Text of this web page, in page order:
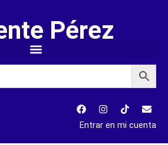
Pérez
Entrar en mi cuenta